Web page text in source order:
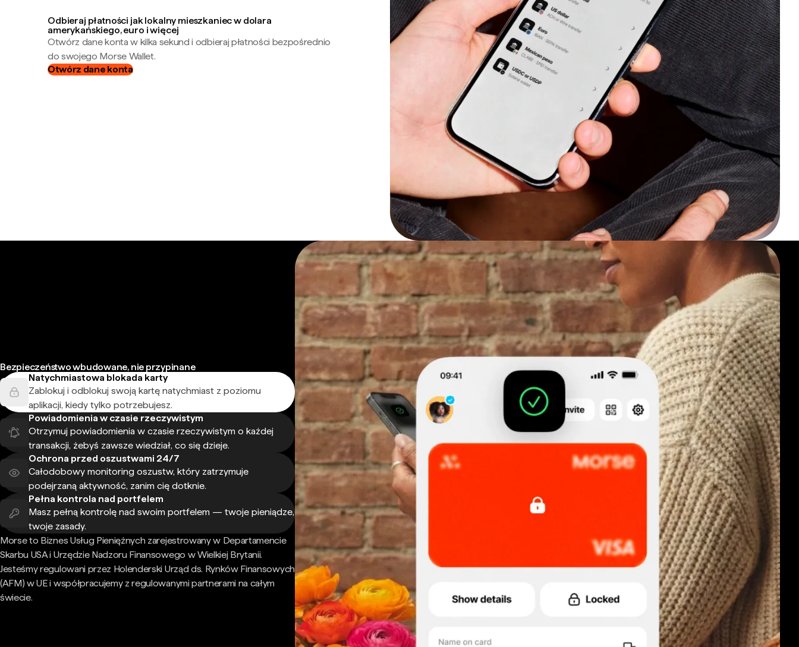
Odbieraj płatności jak lokalny mieszkaniec w dolara
amerykańskiego, euro i więcej
Otwórz dane konta w kilka sekund i odbieraj płatności bezpośrednio
do swojego Morse Wallet.
Otwórz dane konta
Bezpieczeństwo wbudowane, nie przypinane
Natychmiastowa blokada karty
Zablokuj i odblokuj swoją kartę natychmiast z poziomu
aplikacji, kiedy tylko potrzebujesz.
Powiadomienia w czasie rzeczywistym
Otrzymuj powiadomienia w czasie rzeczywistym o każdej
transakcji, żebyś zawsze wiedział, co się dzieje.
Ochrona przed oszustwami 24/7
Całodobowy monitoring oszustw, który zatrzymuje
podejrzaną aktywność, zanim cię dotknie.
Pełna kontrola nad portfelem
Masz pełną kontrolę nad swoim portfelem — twoje pieniądze,
twoje zasady.
Morse to Biznes Usług Pieniężnych zarejestrowany w Departamencie
Skarbu USA i Urzędzie Nadzoru Finansowego w Wielkiej Brytanii.
Jesteśmy regulowani przez Holenderski Urząd ds. Rynków Finansowych
(AFM) w UE i współpracujemy z regulowanymi partnerami na całym
świecie.